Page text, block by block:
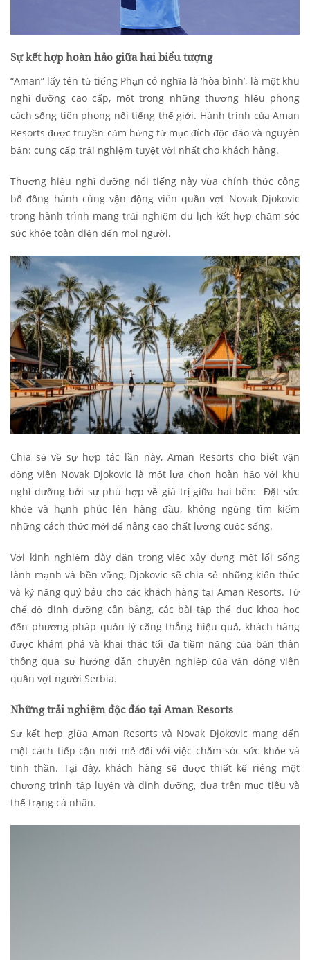
Sự kết hợp hoàn hảo giữa hai biểu tượng
“Aman” lấy tên từ tiếng Phạn có nghĩa là ‘hòa bình’, là một khu
nghỉ dưỡng cao cấp, một trong những thương hiệu phong
cách sống tiên phong nổi tiếng thế giới. Hành trình của Aman
Resorts được truyền cảm hứng từ mục đích độc đáo và nguyên
bản: cung cấp trải nghiệm tuyệt vời nhất cho khách hàng.
Thương hiệu nghỉ dưỡng nổi tiếng này vừa chính thức công
bố đồng hành cùng vận động viên quần vợt Novak Djokovic
trong hành trình mang trải nghiệm du lịch kết hợp chăm sóc
sức khỏe toàn diện đến mọi người.
Chia sẻ về sự hợp tác lần này, Aman Resorts cho biết vận
động viên Novak Djokovic là một lựa chọn hoàn hảo với khu
nghỉ dưỡng bởi sự phù hợp về giá trị giữa hai bên: Đặt sức
khỏe và hạnh phúc lên hàng đầu, không ngừng tìm kiếm
những cách thức mới để nâng cao chất lượng cuộc sống.
Với kinh nghiệm dày dặn trong việc xây dựng một lối sống
lành mạnh và bền vững, Djokovic sẽ chia sẻ những kiến thức
và kỹ năng quý báu cho các khách hàng tại Aman Resorts. Từ
chế độ dinh dưỡng cân bằng, các bài tập thể dục khoa học
đến phương pháp quản lý căng thẳng hiệu quả, khách hàng
được khám phá và khai thác tối đa tiềm năng của bản thân
thông qua sự hướng dẫn chuyên nghiệp của vận động viên
quần vợt người Serbia.
Những trải nghiệm độc đáo tại Aman Resorts
Sự kết hợp giữa Aman Resorts và Novak Djokovic mang đến
một cách tiếp cận mới mẻ đối với việc chăm sóc sức khỏe và
tinh thần. Tại đây, khách hàng sẽ được thiết kế riêng một
chương trình tập luyện và dinh dưỡng, dựa trên mục tiêu và
thể trạng cá nhân.